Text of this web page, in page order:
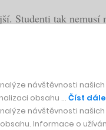
Studenti tak
vzdělávací
vše potřebné a
návštěvnosti našich
obsahu … Číst dále
návštěvnosti našich
Informace o